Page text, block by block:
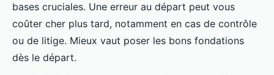
bases cruciales. Une erreur au départ peut vous
coûter cher plus tard, notamment en cas de contrôle
ou de litige. Mieux vaut poser les bons fondations
dès le départ.